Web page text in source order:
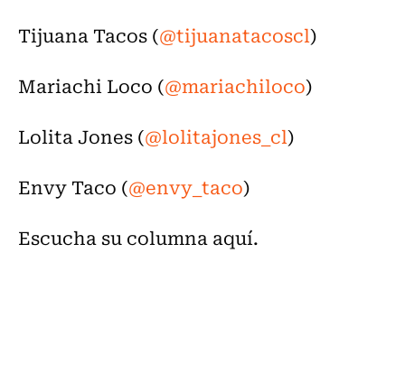
Tijuana Tacos (@tijuanatacoscl)
Mariachi Loco (@mariachiloco)
Lolita Jones (@lolitajones_cl)
Envy Taco (@envy_taco)
Escucha su columna aquí.